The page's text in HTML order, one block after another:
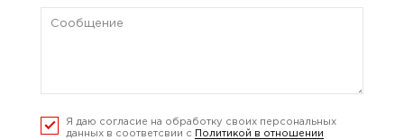
Я даю согласие на обработку своих персональных
данных в соответсвии с
Политикой в отношении